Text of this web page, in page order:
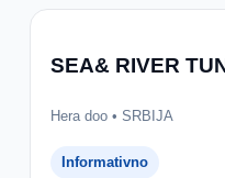
SEA& RIVER
Hera doo • SRBIJA
Informativno